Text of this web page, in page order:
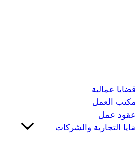
عمالية
العمل
عمل
التجارية والشركات